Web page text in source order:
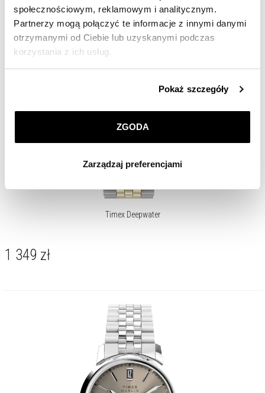
społecznościowym, reklamowym i analitycznym.
Partnerzy mogą połączyć te informacje z innymi danymi
otrzymanymi od Ciebie lub uzyskanymi podczas
korzystania z ich usług.
przez nas plików cookie znajdziesz wPolityce
korzystamy. Możesz również wybrać jaki rodzaj plików
Zarządzaj preferencjami. W każdej chwili możesz
Pokaż szczegóły
ZGODA
Zarządzaj preferencjami
Timex Deepwater
1 349 zł